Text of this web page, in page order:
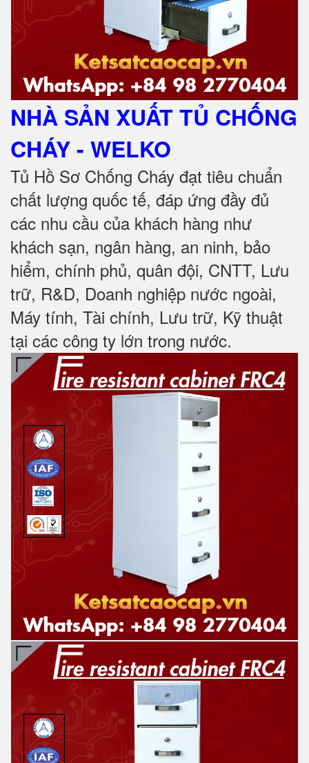
NHÀ SẢN XUẤT TỦ CHỐNG
CHÁY- WELKO
Tủ Hồ Sơ Chống Cháy đạt tiêu chuẩn
chất lượng quốc tế, đáp ứng đầy đủ
các nhu cầu của khách hàng như
khách sạn, ngân hàng, an ninh, bảo
hiểm, chính phủ, quân đội, CNTT, Lưu
trữ, R&D, Doanh nghiệp nước ngoài,
Máy tính, Tài chính, Lưu trữ, Kỹ thuật
tại các công ty lớn trong nước.